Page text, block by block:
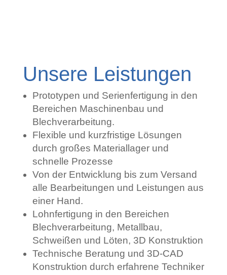
Unsere Leistungen
Prototypen und Serienfertigung in den
Bereichen Maschinenbau und
Blechverarbeitung.
Flexible und kurzfristige Lösungen
durch großes Materiallager und
schnelle Prozesse
Von der Entwicklung bis zum Versand
alle Bearbeitungen und Leistungen aus
einer Hand.
Lohnfertigung in den Bereichen
Blechverarbeitung, Metallbau,
Schweißen und Löten, 3D Konstruktion
Technische Beratung und 3D-CAD
Konstruktion durch erfahrene Techniker